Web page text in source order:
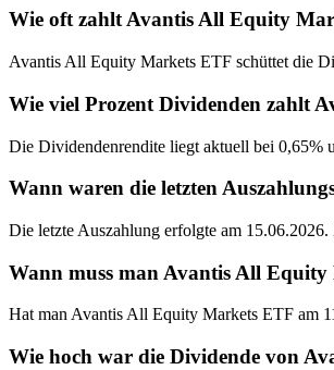
Wie oft zahlt Avantis All Equity
Avantis All Equity Markets ETF schüttet die
Wie viel Prozent Dividenden zahlt
Die Dividendenrendite liegt aktuell bei 0,65%
Wann waren die letzten
Die letzte Auszahlung erfolgte am
Wann muss man Avantis All
Hat man Avantis All Equity Markets ETF am
Wie hoch war die Dividende von